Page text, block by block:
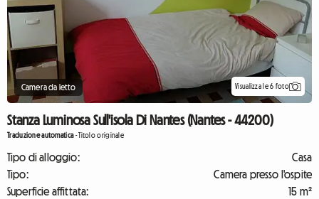
Camera da letto Visualizza le 6 foto
Stanza Luminosa Sull'isola Di Nantes (Nantes - 44200)
Traduzione automatica- Titolo originale
Tipo di alloggio:
Casa
Tipo:
Camera presso l'ospite
Superficie affittata:
15 m²